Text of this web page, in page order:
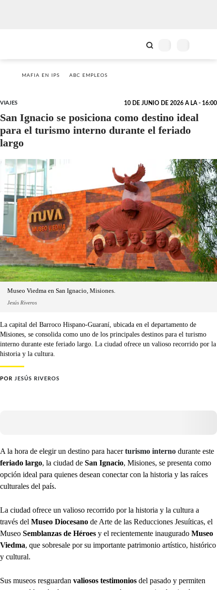
MAFIA EN IPS ABC EMPLEOS
VIAJES 10 DE JUNIO DE 2026 A LA - 16:00
San Ignacio se posiciona como destino ideal
para el turismo interno durante el feriado
largo
Museo Viedma en San Ignacio, Misiones.
Jesús Riveros
La capital del Barroco Hispano-Guaraní, ubicada en el departamento de
Misiones, se consolida como uno de los principales destinos para el turismo
interno durante este feriado largo. La ciudad ofrece un valioso recorrido por la
historia y la cultura.
POR JESÚS RIVEROS
A la hora de elegir un destino para hacerturismo interno durante este
feriado largo, la ciudad de San Ignacio, Misiones, se presenta como
opción ideal para quienes desean conectar con la historia y las raíces
culturales del país.
La ciudad ofrece un valioso recorrido por la historia y la cultura a
través del Museo Diocesano de Arte de las Reducciones Jesuíticas, el
Museo Semblanzas de Héroes y el recientemente inaugurado Museo
Viedma, que sobresale por su importante patrimonio artístico, histórico
y cultural.
Sus museos resguardan valiosos testimonios del pasado y permiten